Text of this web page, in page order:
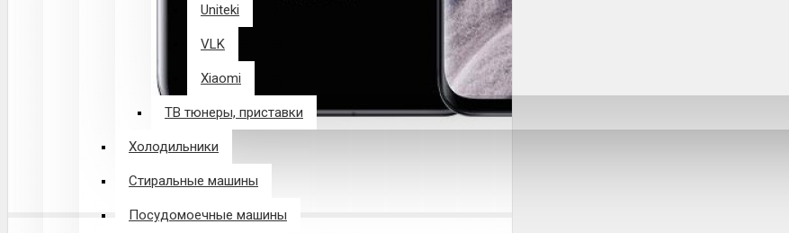
Uniteki
VLK
Xiaomi
ТВ тюнеры, приставки
Холодильники
Стиральные машины
Посудомоечные машины